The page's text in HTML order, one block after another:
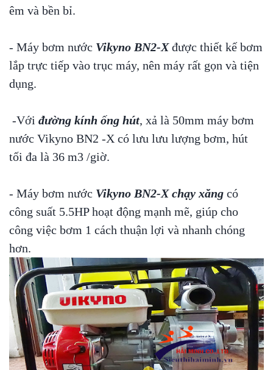
êm và bền bỉ.
- Máy bơm nước Vikyno BN2-Xđược thiết kế bơm
lắp trực tiếp vào trục máy, nên máy rất gọn và tiện
dụng.
-Với đường kính ống hút, xả là 50mm máy bơm
nước Vikyno BN2 -X có lưu lưu lượng bơm, hút
tối đa là 36 m3 /giờ.
- Máy bơm nước Vikyno BN2-X chạy xăng có
công suất 5.5HP hoạt động mạnh mẽ, giúp cho
công việc bơm 1 cách thuận lợi và nhanh chóng
hơn.